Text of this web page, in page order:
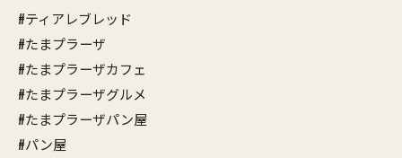
#ティアレブレッド
#たまプラーザ
#たまプラーザカフェ
#たまプラーザグルメ
#たまプラーザパン屋
#パン屋